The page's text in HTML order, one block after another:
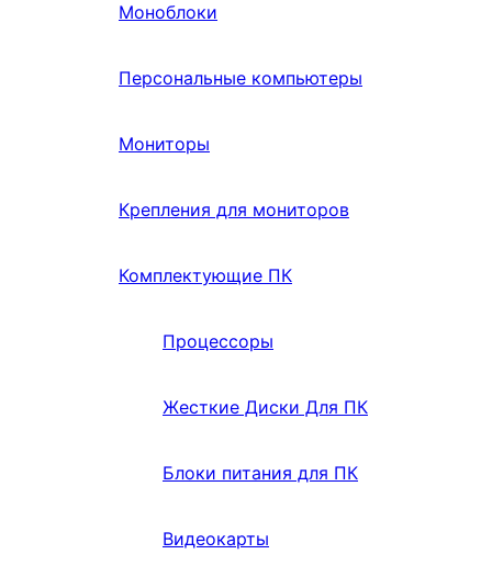
Моноблоки
Персональные компьютеры
Мониторы
Крепления для мониторов
Комплектующие ПК
Процессоры
Жесткие Диски Для ПК
Блоки питания для ПК
Видеокарты